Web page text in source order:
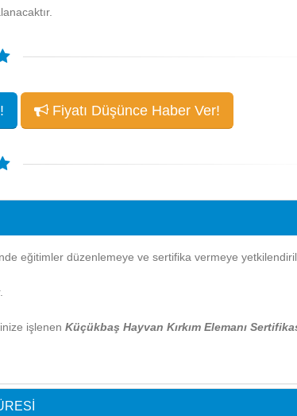
Fiyatı Düşünce Haber Ver!
eğitimler düzenlemeye ve sertifika vermeye
işlenen Küçükbaş Hayvan Kırkım Elemanı